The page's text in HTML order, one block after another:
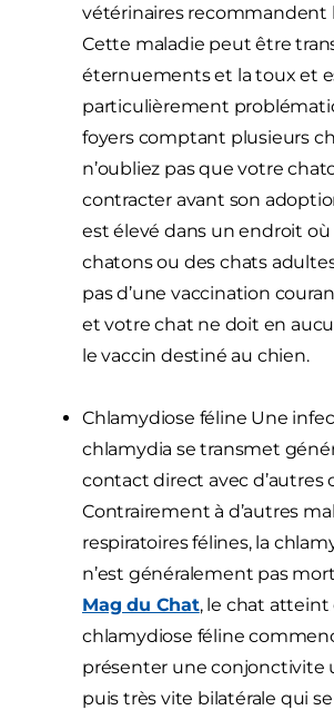
vétérinaires recommandent
Cette maladie peut être
éternuements et la toux et
particulièrement
foyers comptant plusieurs
n’oubliez pas que votre
contracter avant son
est élevé dans un endroit où
chatons ou des chats
pas d’une vaccination
et votre chat ne doit en
le vaccin destiné au chien.
Chlamydiose féline Une
chlamydia se transmet
contact direct avec d’autres
Contrairement à d’autres
respiratoires félines, la
n’est généralement pas
Mag du Chat, le chat atteint
chlamydiose féline
présenter une conjonctivite
puis très vite bilatérale qui